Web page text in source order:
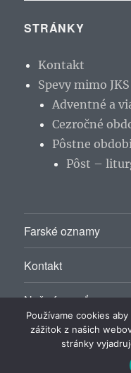
STRÁNKY
Kontakt
Spevy mimo
Adventné a
Cezročné
Pôstne
Pôst –
Farské oznamy
Kontakt
Naša farnosť
Rímskokatolícky
Používame cookies
zážitok z našich
stránky